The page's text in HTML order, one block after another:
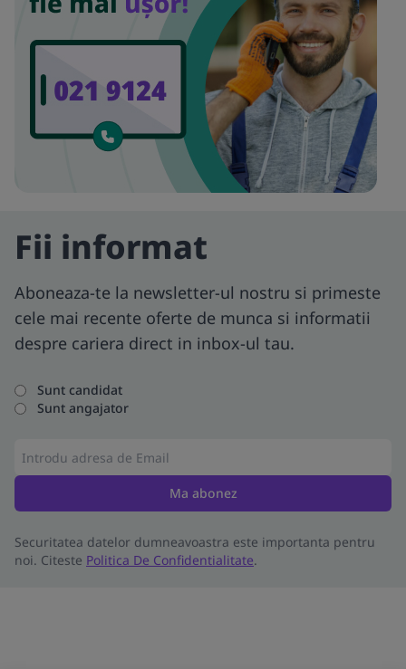
Fii informat
Aboneaza-te la newsletter-ul nostru si primeste
cele mai recente oferte de munca si informatii
despre cariera direct in inbox-ul tau.
Sunt candidat
Sunt angajator
Ma abonez
Securitatea datelor dumneavoastra este importanta pentru
noi. Citeste Politica De Confidentialitate.